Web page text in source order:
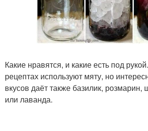
Какие нравятся, и какие есть под
рецептах используют мяту, но
вкусов даёт также базилик,
или лаванда.